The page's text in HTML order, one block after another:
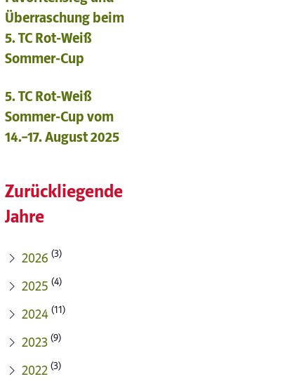
Überraschung beim
5. TC Rot-Weiß
Sommer-Cup
5. TC Rot-Weiß
Sommer-Cup vom
14.–17. August 2025
Zurückliegende
Jahre
2026 (3)
2025 (4)
2024 (11)
2023 (9)
2022 (3)